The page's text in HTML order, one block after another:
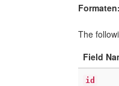
Formaten:
The
Field
id